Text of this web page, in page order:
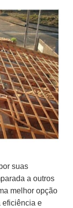
suas
a outros
melhor opção
eficiência e